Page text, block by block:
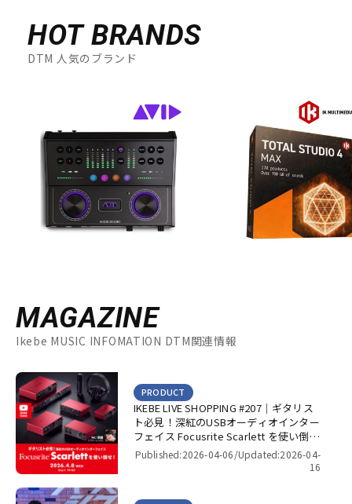
HOT BRANDS
DTM 人気のブランド
MAGAZINE
Ikebe MUSIC INFOMATION DTM関連情報
IKEBE LIVE SHOPPING #207｜ギタリス
ト必見！深紅のUSBオーディオインター
フェイス Focusrite Scarlett を使い倒
せ！【presented by パワーレック】
PRODUCT
Published:2026-04-06/Updated:2026-04-
16